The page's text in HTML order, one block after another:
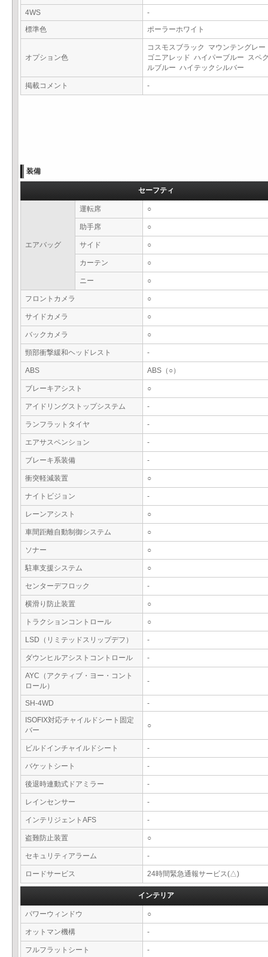
4WS
-
標準色
ポーラーホワイト
オプション色
コスモスブラック マウンテングレ
ゴニアレッド ハイパーブルー スペ
ルブルー ハイテックシルバー
掲載コメント -
装備
セーフティ
エアバッグ
運転席 ○
助手席 ○
サイド ○
カーテン ○
ニー ○
フロントカメラ ○
サイドカメラ ○
バックカメラ ○
頸部衝撃緩和ヘッドレスト -
ABS ABS（○）
ブレーキアシスト ○
アイドリングストップシステム -
ランフラットタイヤ -
エアサスペンション -
ブレーキ系装備 -
衝突軽減装置 ○
ナイトビジョン -
レーンアシスト ○
車間距離自動制御システム ○
ソナー ○
駐車支援システム ○
センターデフロック -
横滑り防止装置 ○
トラクションコントロール ○
LSD（リミテッドスリップデフ） -
ダウンヒルアシストコントロール -
AYC（アクティブ・ヨー・コント
ロール）
-
SH-4WD
-
ISOFIX対応チャイルドシート固定
バー
○
ビルドインチャイルドシート -
バケットシート -
後退時連動式ドアミラー -
レインセンサー -
インテリジェントAFS -
盗難防止装置 ○
セキュリティアラーム -
ロードサービス 24時間緊急通報サービス(△)
インテリア
パワーウィンドウ ○
オットマン機構 -
フルフラットシート -